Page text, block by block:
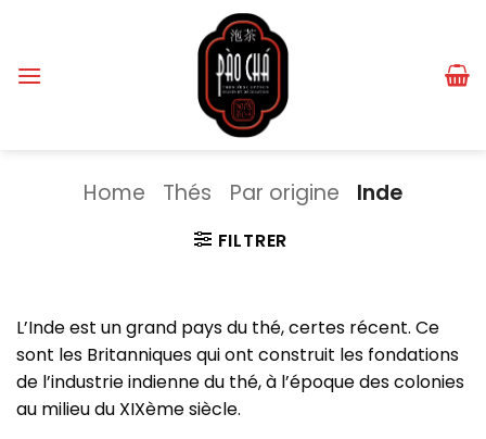
contenu
Home Thés Par origine Inde
FILTRER
L’Inde est un grand pays du thé, certes récent. Ce
sont les Britanniques qui ont construit les fondations
de l’industrie indienne du thé, à l’époque des colonies
au milieu du XIXème siècle.